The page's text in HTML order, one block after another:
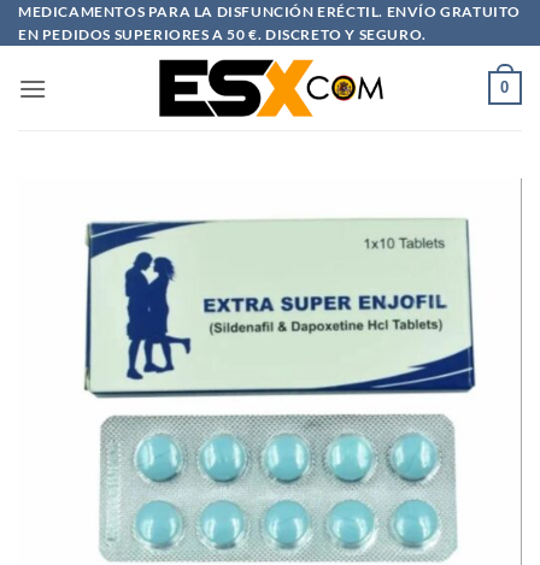
Saltar
al
MEDICAMENTOS PARA LA DISFUNCIÓN ERÉCTIL. ENVÍO GRATUITO
EN PEDIDOS SUPERIORES A 50 €. DISCRETO Y SEGURO.
0